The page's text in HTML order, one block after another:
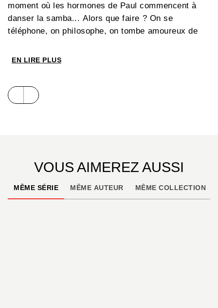
moment où les hormones de Paul commencent à
danser la samba... Alors que faire ? On se
téléphone, on philosophe, on tombe amoureux de
dans le respect des règles de distanciation sociale.
quotidien !
Ralf König nous raconte avec humour et dérision le
EN LIRE PLUS
VOUS AIMEREZ AUSSI
MÊME SÉRIE MÊME AUTEUR MÊME COLLECTION